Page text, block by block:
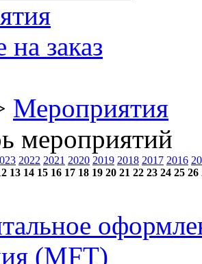
заказ
Мероприятия
мероприятий
2022 2021 2020 2019 2018 2017 2016
13 14 15 16 17 18 19 20 21 22 23 24 25 26
(MFT)